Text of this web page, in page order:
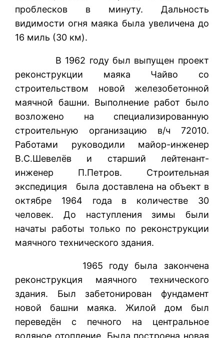
проблесков в минуту. Дальность
видимости огня маяка была увеличена до
16 миль (30 км).
В 1962 году был выпущен проект
реконструкции маяка Чайво со
строительством новой железобетонной
маячной башни. Выполнение работ было
возложено на специализированную
строительную организацию в/ч 72010.
Работами руководили майор-инженер
В.С.Шевелёв и старший лейтенант-
инженер П.Петров. Строительная
экспедиция была доставлена на объект в
октябре 1964 года в количестве 30
человек. До наступления зимы были
начаты работы только по реконструкции
маячного технического здания.
1965 году была закончена
реконструкция маячного технического
здания. Был забетонирован фундамент
новой башни маяка. Жилой дом был
переведён с печного на центральное